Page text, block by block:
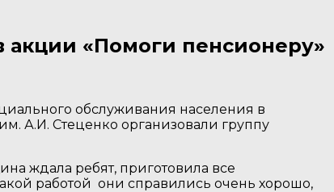
«Помоги пенсионеру»
обслуживания населения в
А.И. Стеценко организовали группу
ждала ребят, приготовила все
работой они справились очень хорошо,